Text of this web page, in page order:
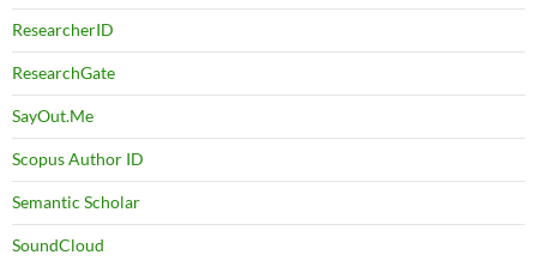
ResearcherID
ResearchGate
SayOut.Me
Scopus Author ID
Semantic Scholar
SoundCloud